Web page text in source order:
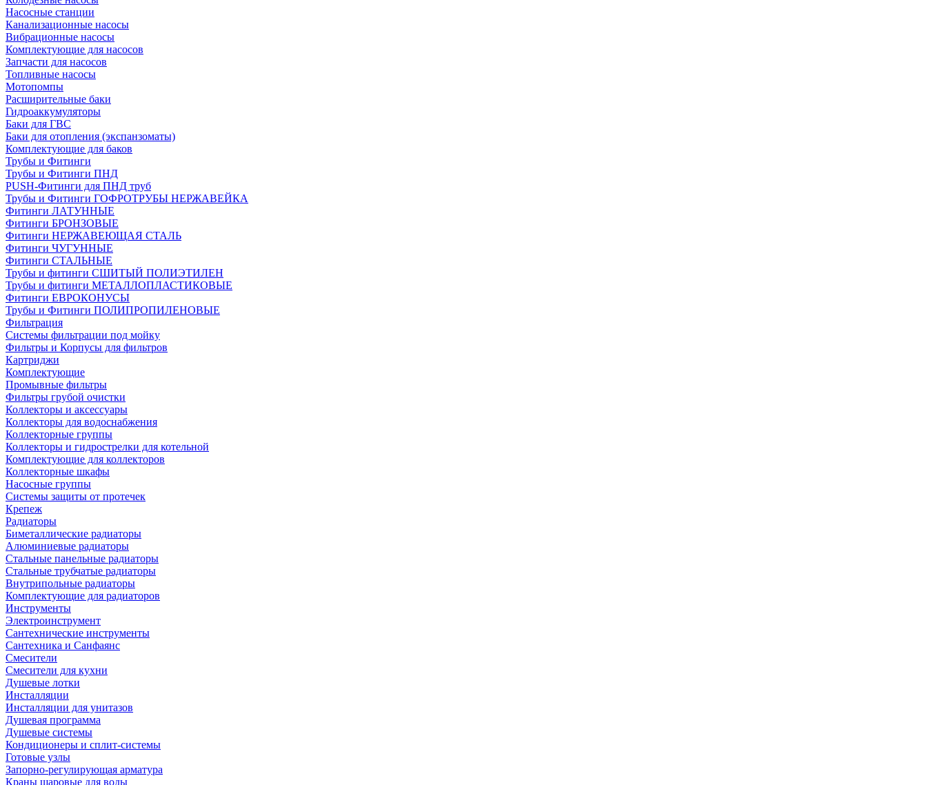
Насосные станции
Канализационные насосы
Вибрационные насосы
Комплектующие для насосов
Запчасти для насосов
Топливные насосы
Мотопомпы
Расширительные баки
Гидроаккумуляторы
Баки для ГВС
Баки для отопления (экспанзоматы)
Комплектующие для баков
Трубы и Фитинги
Трубы и Фитинги ПНД
PUSH-Фитинги для ПНД труб
Трубы и Фитинги ГОФРОТРУБЫ НЕРЖАВЕЙКА
Фитинги ЛАТУННЫЕ
Фитинги БРОНЗОВЫЕ
Фитинги НЕРЖАВЕЮЩАЯ СТАЛЬ
Фитинги ЧУГУННЫЕ
Фитинги СТАЛЬНЫЕ
Трубы и фитинги СШИТЫЙ ПОЛИЭТИЛЕН
Трубы и фитинги МЕТАЛЛОПЛАСТИКОВЫЕ
Фитинги ЕВРОКОНУСЫ
Трубы и Фитинги ПОЛИПРОПИЛЕНОВЫЕ
Фильтрация
Системы фильтрации под мойку
Фильтры и Корпусы для фильтров
Картриджи
Комплектующие
Промывные фильтры
Фильтры грубой очистки
Коллекторы и аксессуары
Коллекторы для водоснабжения
Коллекторные группы
Коллекторы и гидрострелки для котельной
Комплектующие для коллекторов
Коллекторные шкафы
Насосные группы
Системы защиты от протечек
Крепеж
Радиаторы
Биметаллические радиаторы
Алюминиевые радиаторы
Стальные панельные радиаторы
Стальные трубчатые радиаторы
Внутрипольные радиаторы
Комплектующие для радиаторов
Инструменты
Электроинструмент
Сантехнические инструменты
Сантехника и Санфаянс
Смесители
Смесители для кухни
Душевые лотки
Инсталляции
Инсталляции для унитазов
Душевая программа
Душевые системы
Кондиционеры и сплит-системы
Готовые узлы
Запорно-регулирующая арматура
Краны шаровые для воды